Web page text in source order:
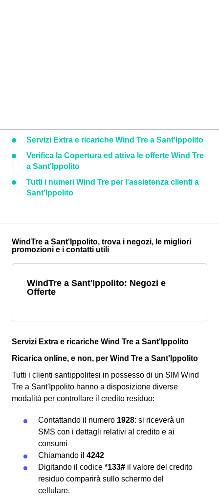
Servizi Extra e ricariche Wind Tre a Sant'Ippolito
Verifica la Copertura ed attiva le offerte Wind Tre
a Sant'Ippolito
Tutti i numeri Wind Tre per l'assistenza clienti a
Sant'Ippolito
WindTre a Sant'Ippolito, trova i negozi, le migliori
promozioni e i contatti utili
WindTre a Sant'Ippolito: Negozi e
Offerte
Servizi Extra e ricariche Wind Tre a Sant'Ippolito
Ricarica online, e non, per Wind Tre a Sant'Ippolito
Tutti i clienti santippolitesi in possesso di un SIM Wind
Tre a Sant'Ippolito hanno a disposizione diverse
modalità per controllare il credito residuo:
Contattando il numero 1928: si riceverà un
SMS con i dettagli relativi al credito e ai
consumi
Chiamando il 4242
Digitando il codice *133# il valore del credito
residuo comparirà sullo schermo del
cellulare.